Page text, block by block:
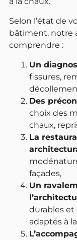
Selon l’état de
bâtiment, notre
comprendre :
Un
fissures,
Des
choix des
chaux,
La
façades,
Un
durables et
adaptés à